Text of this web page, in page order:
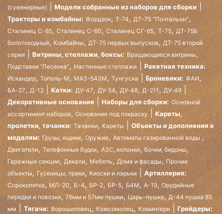
(сувенирные)
Модели собранные из наборов для сборки
Тракторы и комбайны: Фордзон, Т-74, ДТ-75 "Почтальон",
Сталинец С-65, Сталинец С-60, Сталинец СГ-65,Т-75, ДТ-75Б
болотоходный, Комбайны, ДТ-75 первых выпусков, ДТ-75 второй
серии
Витрины, стеллажи, боксы: Вращающиеся витрины,
Подставки "Лесенка", Настенные стеллажи Ракетная техника:
Искандер, Тополь-М, МАЗ-543М, Тунгуска Броневики: ФАИ,
БА-27, Д-12 Катки: ДУ-47, ДУ-54, ДУ-48, Д-211 , ДУ-49
Декоративные основания Наборы для сборки: Основной
ассортимент наборов, Основания под покраску
Кареты,
пролетки, тачанки: Тачанки, Кареты
Объекты и дополнения к
моделям: Грузы, ящики, Оружие, Автоматы газированной воды ,
Двигатели, Телефонные будки, АЗС, колонки, Бочки, бидоны,
Гаражные секции, Декали, Мебель, Дома и фасады, Прочие
объекты, Гусеницы, траки, Киоски и ларьки Артиллерия:
Сорокопятка, МЛ-20, Б-4, БР-2, БР-5, Б4М, А-19,Орудийные
передки и повозки, 76мм и 57мм пушки, Царь-пушка,Д-44 пушка 85
мм
Тягачи: Ворошиловец , Комсомолец , Коминтерн Грейдеры: